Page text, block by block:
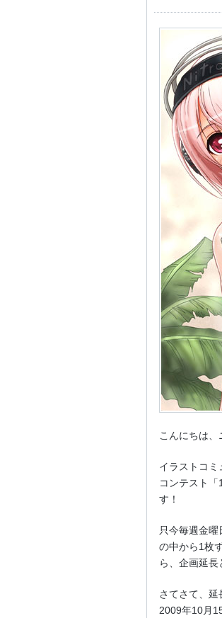
こんにちは、
イラストコミ
コンテスト
す！
只今毎週金
の中から1枚
ら、企画延長
さてさて、延
2009年10月